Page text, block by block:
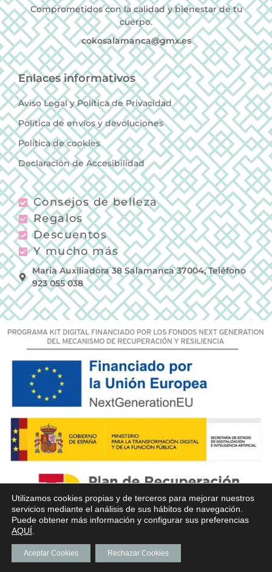
Comprometidos con la calidad y bienestar de tu
cuerpo.
cokosalamanca@gmx.es
Enlaces informativos
Aviso Legal y Política de Privacidad
Política de envíos y devoluciones
Política de cookies
Declaración de Accesibilidad
Consejos de belleza
Regalos
Descuentos
Y mucho más
Maria Auxiliadora 38 Salamanca 37004, Teléfono
923 055 038
Utilizamos cookies propias y de terceros para mejorar nuestros
servicios mediante el análisis de sus hábitos de navegación.
Puede obtener más información y configurar sus preferencias
AQUÍ
Aceptar Cookies Rechazar Cookies